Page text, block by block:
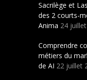
Sacrilège et
des 2 courts-
Anima 24
Comprendre
métiers du
de AI 22 juillet